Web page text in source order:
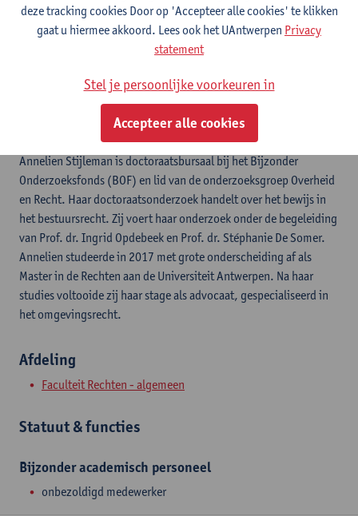
Annelien Stijleman is doctoraatsbursaal bij het Bijzonder
Onderzoeksfonds (BOF) en lid van de onderzoeksgroep Overheid
en Recht. Haar doctoraatsonderzoek handelt over het bewijs in
het bestuursrecht. Zij voert haar onderzoek onder de begeleiding
van Prof. dr. Ingrid Opdebeek en Prof. dr. Stéphanie De Somer.
Annelien studeerde in 2017 met grote onderscheiding af als
Master in de Rechten aan de Universiteit Antwerpen. Na haar
studies voltooide zij haar stage als advocaat, gespecialiseerd in
het omgevingsrecht.
Afdeling
Faculteit Rechten - algemeen
Statuut & functies
Bijzonder academisch personeel
onbezoldigd medewerker
deze tracking cookies Door op 'Accepteer alle cookies' te klikken
gaat u hiermee akkoord. Lees ook het UAntwerpen Privacy
statement
Stel je persoonlijke voorkeuren in
Accepteer alle cookies